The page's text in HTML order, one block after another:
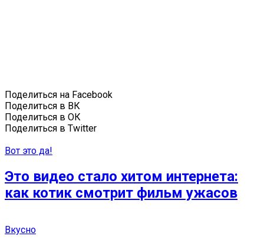
Поделиться на Facebook
Поделиться в ВК
Поделиться в ОК
Поделиться в Twitter
Вот это да!
Это видео стало хитом интернета:
как котик смотрит фильм ужасов
Вкусно